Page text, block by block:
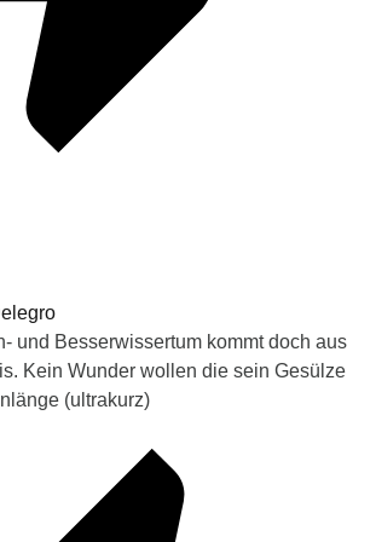
und Besserwissertum kommt doch aus
Kein Wunder wollen die sein Gesülze
(ultrakurz)